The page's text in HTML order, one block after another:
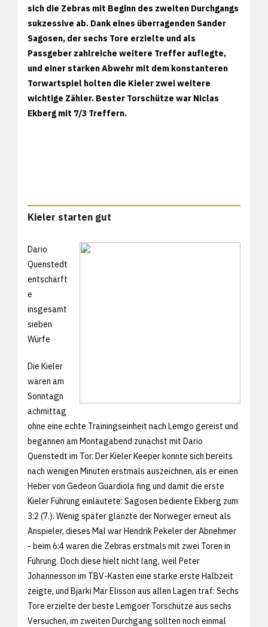
sich die Zebras mit Beginn des zweiten Durchgangs
sukzessive ab. Dank eines überragenden Sander
Sagosen, der sechs Tore erzielte und als
Passgeber zahlreiche weitere Treffer auflegte,
und einer starken Abwehr mit dem konstanteren
Torwartspiel holten die Kieler zwei weitere
wichtige Zähler. Bester Torschütze war Niclas
Ekberg mit 7/3 Treffern.
Kieler starten gut
Dario
Quenstedt
entschärft
e
insgesamt
sieben
Würfe
Die Kieler
waren am
Sonntagn
achmittag
ohne eine echte Trainingseinheit nach Lemgo gereist und
begannen am Montagabend zunächst mit Dario
Quenstedt im Tor. Der Kieler Keeper konnte sich bereits
nach wenigen Minuten erstmals auszeichnen, als er einen
Heber von Gedeon Guardiola fing und damit die erste
Kieler Führung einläutete: Sagosen bediente Ekberg zum
3:2 (7.). Wenig später glänzte der Norweger erneut als
Anspieler, dieses Mal war Hendrik Pekeler der Abnehmer
- beim 6:4 waren die Zebras erstmals mit zwei Toren in
Führung. Doch diese hielt nicht lang, weil Peter
Johannesson im TBV-Kasten eine starke erste Halbzeit
zeigte, und Bjarki Mar Elisson aus allen Lagen traf: Sechs
Tore erzielte der beste Lemgoer Torschütze aus sechs
Versuchen, im zweiten Durchgang sollten noch einmal